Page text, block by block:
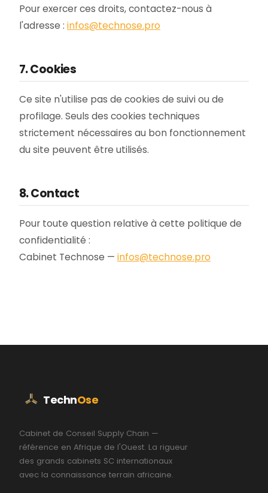
Pour exercer ces droits, contactez-nous à
l'adresse : infos@technose.pro
7. Cookies
Ce site n'utilise pas de cookies de suivi ou de
profilage. Seuls des cookies techniques
strictement nécessaires au bon fonctionnement
du site peuvent être utilisés.
8. Contact
Pour toute question relative à cette politique de
confidentialité :
Cabinet Technose — infos@technose.pro
TechnOse
Cabinet de Conseil Supply Chain —
référence en Afrique de l'Ouest. La rigueur
des grands cabinets SC internationaux
avec la connaissance terrain africaine.